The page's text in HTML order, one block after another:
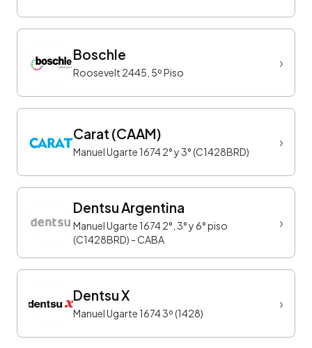
Boschle
Roosevelt 2445, 5º Piso
›
Carat (CAAM)
Manuel Ugarte 1674 2° y 3° (C1428BRD)
›
Dentsu Argentina
Manuel Ugarte 1674 2°, 3° y 6° piso
(C1428BRD) - CABA
›
Dentsu X
Manuel Ugarte 1674 3º (1428)
›